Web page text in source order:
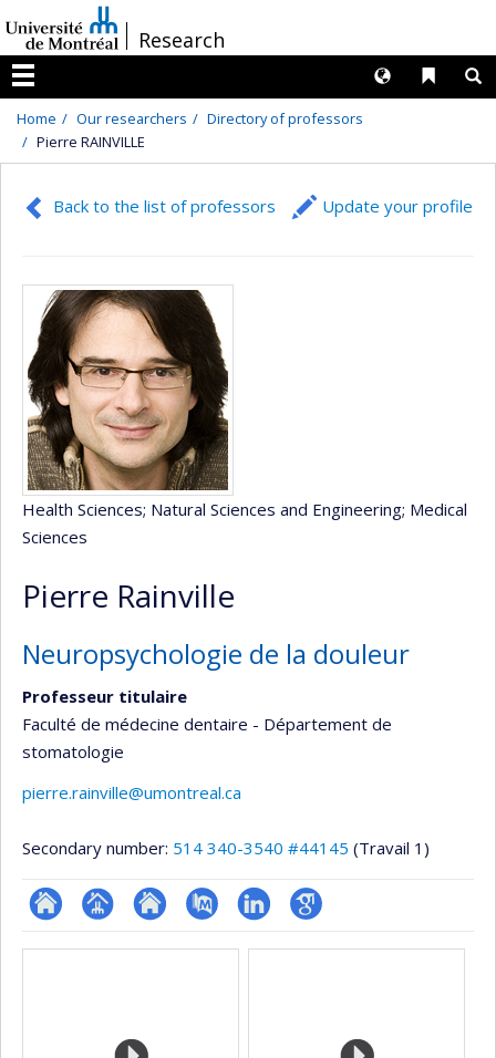
au
contenu
/Research
Menu
Liens
Langues
Home Our researchers
Directory of professors
Pierre RAINVILLE
Back to the list of professors Update your profile
Health Sciences; Natural Sciences and Engineering; Medical
Sciences
Pierre Rainville
Neuropsychologie de la douleur
Professeur titulaire
Faculté de médecine dentaire - Département de
stomatologie
pierre.rainville@umontreal.ca
Secondary number: 514 340-3540 #44145 (Travail 1)
ResearchGate
Page Site
de
PubMedLinkedInGoogle
Media